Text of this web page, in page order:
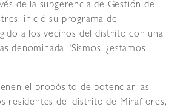
de la subgerencia de Gestión del
inició su programa de
a los vecinos del distrito con una
denominada “Sismos, ¿estamos
el propósito de potenciar las
residentes del distrito de Miraflores,